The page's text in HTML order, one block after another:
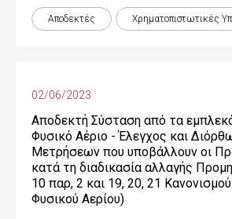
Αποδεκτές Χρηματοπιστωτικές
02/06/2023
Αποδεκτή Σύσταση από τα
Φυσικό Αέριο - Έλεγχος και
Μετρήσεων που υποβάλλουν οι
κατά τη διαδικασία αλλαγής
10 παρ, 2 και 19, 20, 21
Φυσικού Αερίου)